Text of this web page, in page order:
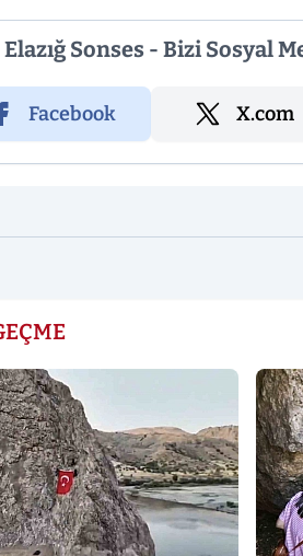
Elazığ Sonses - Bizi Sosyal
Facebook X.com